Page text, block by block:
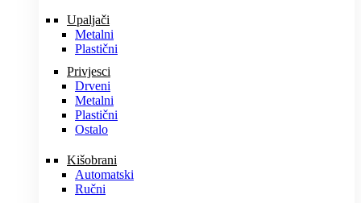
Upaljači
Metalni
Plastični
Privjesci
Drveni
Metalni
Plastični
Ostalo
Kišobrani
Automatski
Ručni